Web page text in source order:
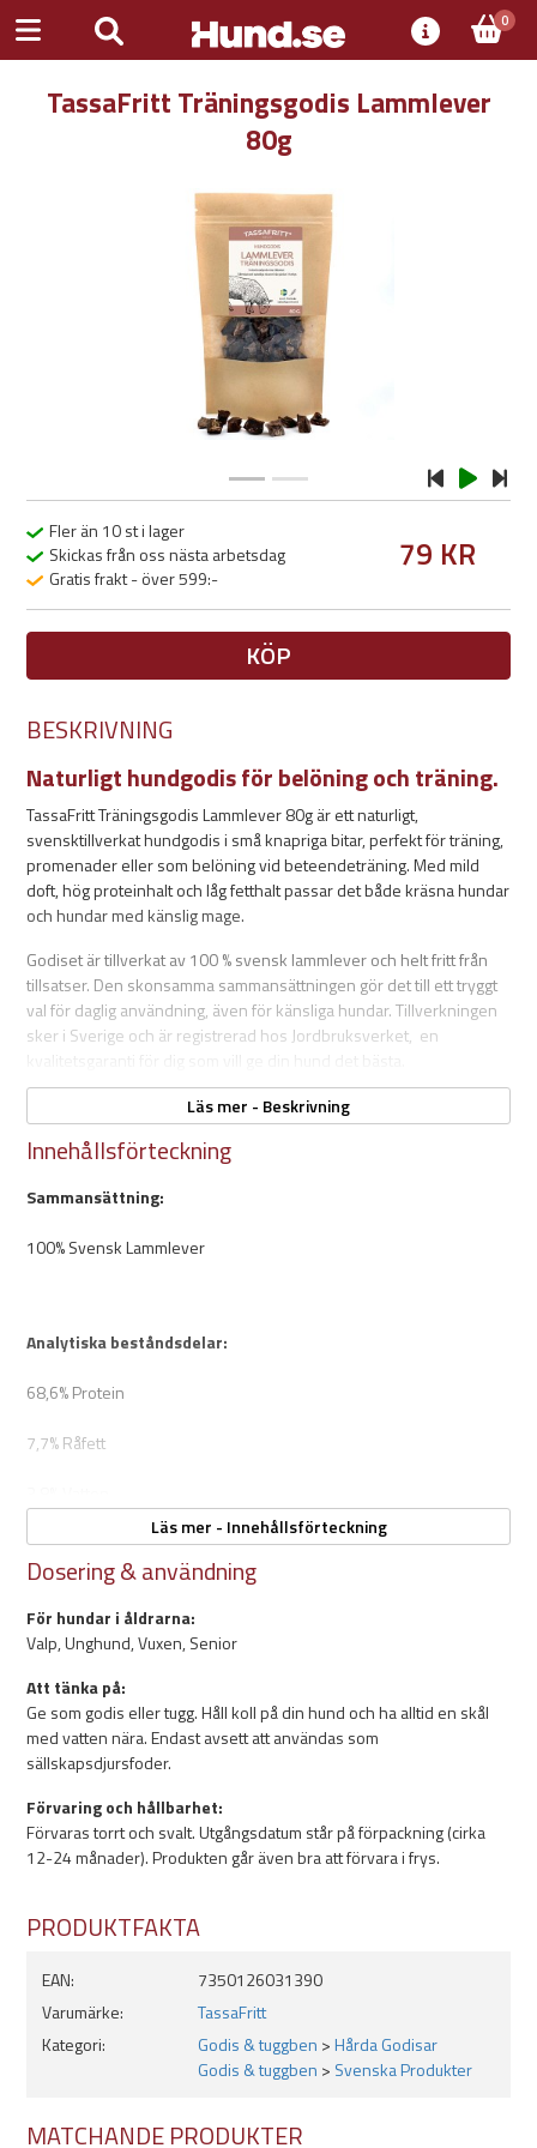
0
TassaFritt Träningsgodis Lammlever
80g
Fler än 10 st i lager
Skickas från oss nästa arbetsdag
Gratis frakt - över 599:-
79 KR
KÖP
BESKRIVNING
Naturligt hundgodis för belöning och träning.
TassaFritt Träningsgodis Lammlever 80g är ett naturligt,
svensktillverkat hundgodis i små knapriga bitar, perfekt för träning,
promenader eller som belöning vid beteendeträning. Med mild
doft, hög proteinhalt och låg fetthalt passar det både kräsna hundar
och hundar med känslig mage.
Godiset är tillverkat av 100 % svensk lammlever och helt fritt från
tillsatser. Den skonsamma sammansättningen gör det till ett tryggt
val för daglig användning, även för känsliga hundar. Tillverkningen
sker i Sverige och är registrerad hos Jordbruksverket, en
Egenskaper:
Storlek: 80g
Inga tillsatser
Tillverkad i Sverige
Registrerad hos Jordbruksverket
Läs mer - Beskrivning
Innehållsförteckning
Sammansättning:
100% Svensk Lammlever
Analytiska beståndsdelar:
68,6% Protein
7,7% Råfett
4,8% Råaska (Mineraler)
Läs mer - Innehållsförteckning
Dosering & användning
För hundar i åldrarna:
Valp, Unghund, Vuxen, Senior
Att tänka på:
Ge som godis eller tugg. Håll koll på din hund och ha alltid en skål
med vatten nära. Endast avsett att användas som
sällskapsdjursfoder.
Förvaring och hållbarhet:
Förvaras torrt och svalt. Utgångsdatum står på förpackning (cirka
12-24 månader). Produkten går även bra att förvara i frys.
PRODUKTFAKTA
EAN:
7350126031390
Varumärke:
TassaFritt
Kategori:
Godis & tuggben >Hårda Godisar
Godis & tuggben > Svenska Produkter
MATCHANDE PRODUKTER